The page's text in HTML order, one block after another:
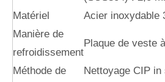
Matériel
Acier inoxydable
Manière de
refroidissement
Plaque de veste
Méthode de
Nettoyage CIP